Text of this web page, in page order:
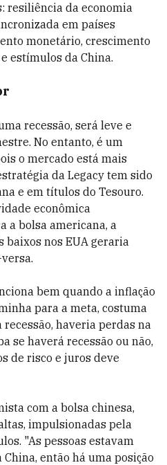
resiliência da economia
em países
monetário, crescimento
estímulos da China.
recessão, será leve e
No entanto, é um
o mercado está mais
da Legacy tem sido
e em títulos do Tesouro.
econômica
a bolsa americana, a
baixos nos EUA geraria
bem quando a inflação
para a meta, costuma
recessão, haveria perdas na
se haverá recessão ou não,
de risco e juros deve
com a bolsa chinesa,
impulsionadas pela
"As pessoas estavam
então há uma posição